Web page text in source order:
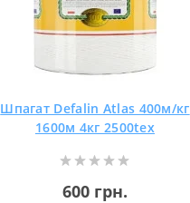
Шпагат Defalin Atlas 400м/кг
1600м 4кг 2500tex
600 грн.